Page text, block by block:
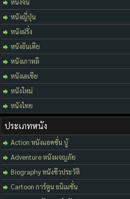
หนังญี่ปุ่น
หนังฝรั่ง
หนังอินเดีย
หนังเกาหลี
หนังเอเชีย
หนังใหม่
หนังไทย
ประเภทหนัง
Action หนังแอคชั่น บู้
Adventure หนังผจญภัย
Biography หนังชีวประวัติ
Cartoon การ์ตูน อนิเมชั่น